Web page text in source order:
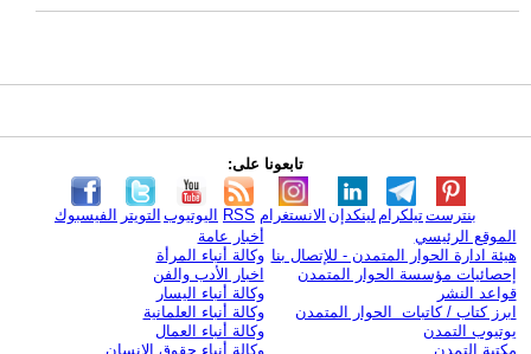
تابعونا على:
الفيسبوك التويتر اليوتيوب RSS الانستغرام لينكدإن تيلكرامبنترست
الموقع الرئيسي
هيئة ادارة الحوار المتمدن - للإتصال بنا
إحصائيات مؤسسة الحوار المتمدن
قواعد النشر
ابرز كتاب / كاتبات الحوار المتمدن
يوتيوب التمدن
مكتبة التمدن
أخبار عامة
وكالة أنباء المرأة
اخبار الأدب والفن
وكالة أنباء اليسار
وكالة أنباء العلمانية
وكالة أنباء العمال
وكالة أنباء حقوق الإنسان